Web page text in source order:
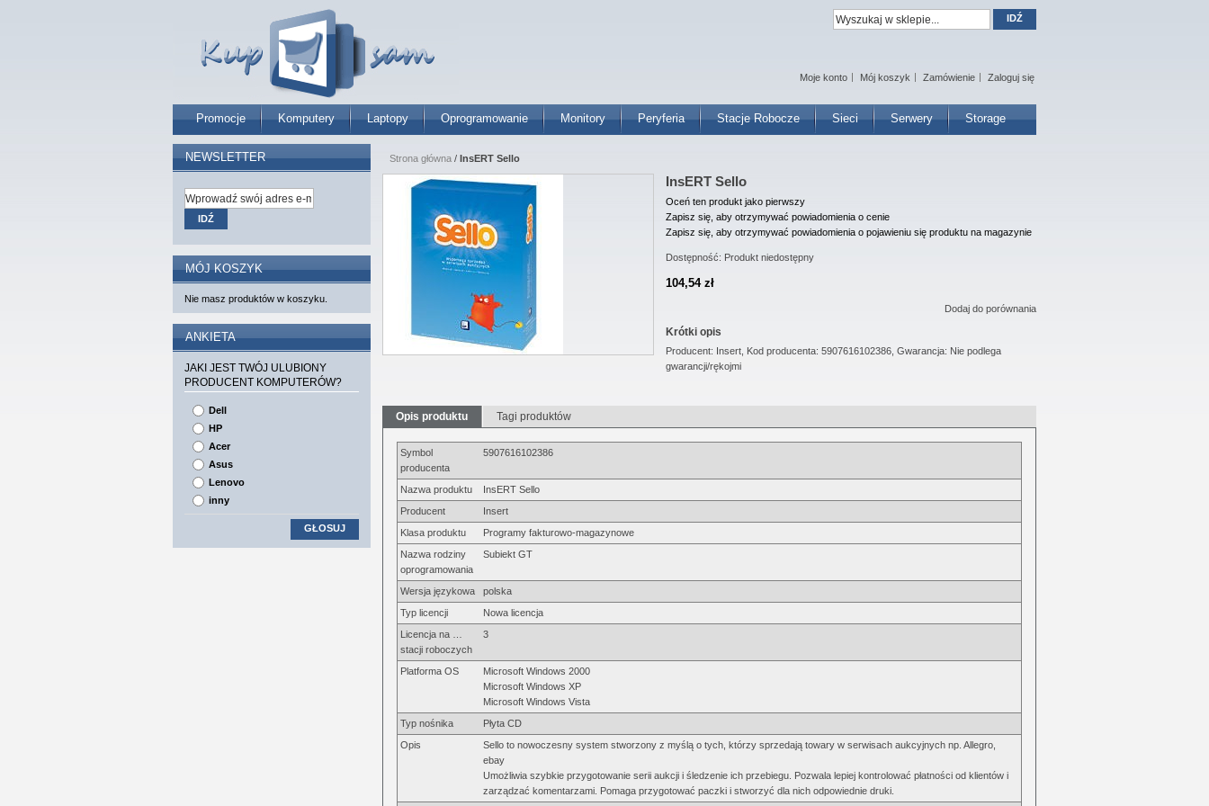
Promocje Komputery Laptopy Oprogramowanie Monitory Peryferia Stacje Robocze Sieci Serwery Storage
Moje konto Mój koszyk Zamówienie Zaloguj się
IDŹ
Strona główna / InsERT Sello
InsERT Sello
Oceń ten produkt jako pierwszy
Zapisz się, aby otrzymywać powiadomienia o cenie
Zapisz się, aby otrzymywać powiadomienia o pojawieniu się produktu na magazynie
Dostępność: Produkt niedostępny
104,54 zł
Dodaj do porównania
Krótki opis
Producent: Insert, Kod producenta: 5907616102386, Gwarancja: Nie podlega
gwarancji/rękojmi
Opis produktu Tagi produktów
Symbol
producenta
5907616102386
Nazwa produktu
InsERT Sello
Producent
Insert
Klasa produktu
Programy fakturowo-magazynowe
Nazwa rodziny
oprogramowania
Subiekt GT
Wersja językowa
polska
Typ licencji
Nowa licencja
Licencja na …
stacji roboczych
3
Platforma OS
Microsoft Windows 2000
Microsoft Windows XP
Microsoft Windows Vista
Typ nośnika
Płyta CD
Opis
Sello to nowoczesny system stworzony z myślą o tych, którzy sprzedają towary w serwisach aukcyjnych np. Allegro,
ebay
Umożliwia szybkie przygotowanie serii aukcji i śledzenie ich przebiegu. Pozwala lepiej kontrolować płatności od klientów i
zarządzać komentarzami. Pomaga przygotować paczki i stworzyć dla nich odpowiednie druki.
NEWSLETTER
IDŹ
MÓJ KOSZYK
Nie masz produktów w koszyku.
ANKIETA
JAKI JEST TWÓJ ULUBIONY
PRODUCENT KOMPUTERÓW?
Dell
HP
Acer
Asus
Lenovo
inny
GŁOSUJ